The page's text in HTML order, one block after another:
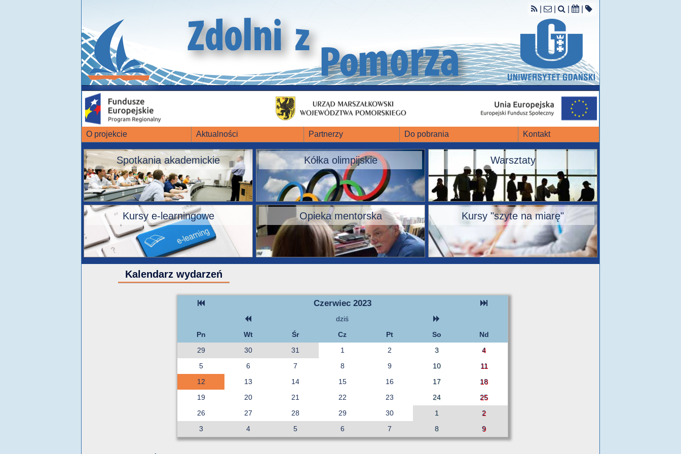
O projekcie Aktualności Partnerzy Do pobrania Kontakt
Spotkania akademickie Kółka olimpijskie Warsztaty
Kursy e-learningowe Opieka mentorska Kursy "szyte na miarę"
Kalendarz wydarzeń
Czerwiec 2023
dziś
Pn
Wt Śr Cz Pt So
Nd
29
30 31 1 2 3
4
5
6 7 8 9 10
11
12
13 14 15 16 17
18
19
20 21 22 23 24
25
26
27 28 29 30 1
2
3
4 5 6 7 8 9